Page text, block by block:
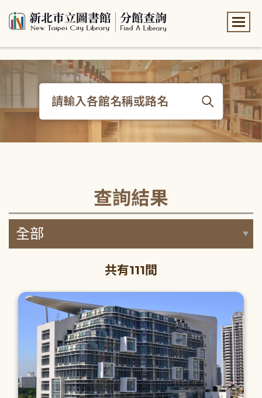
查詢結果
共有111間